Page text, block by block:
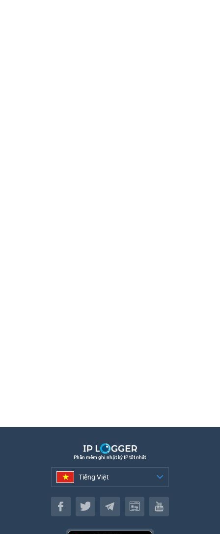
Phần mềm ghi nhật ký IP tốt nhất
Tiếng Việt
Tiếng Việt